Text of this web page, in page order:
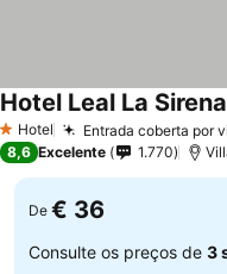
1 Estrelas
Hotel Entrada coberta por
Hotel Leal La Sirena
8,6 Excelente 1.770
De € 36
Consulte os preços de 3